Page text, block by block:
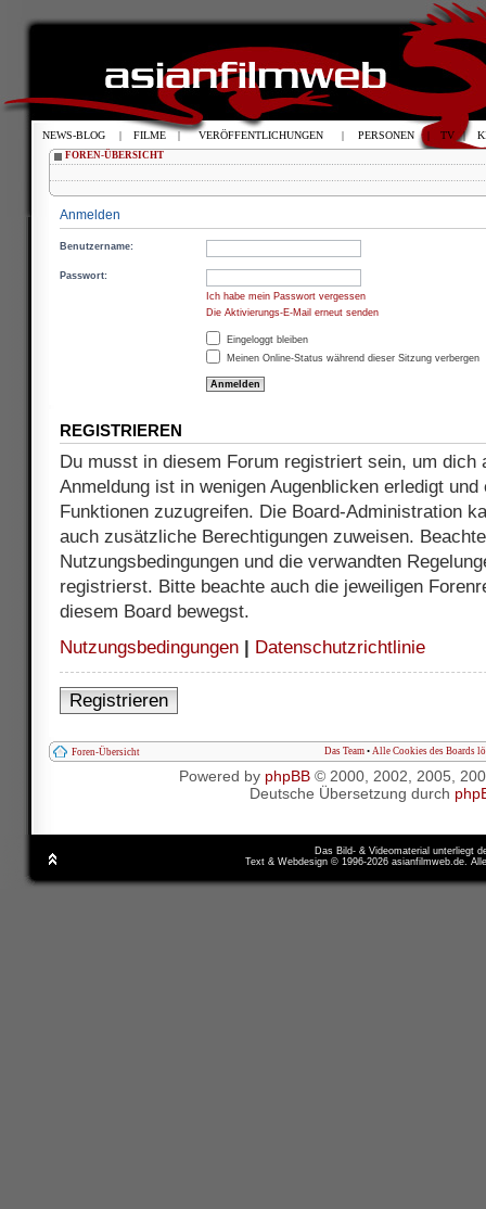
FOREN-ÜBERSICHT
Anmelden
Benutzername:
Passwort:
Ich habe mein Passwort vergessen
Die Aktivierungs-E-Mail erneut senden
Eingeloggt bleiben
Meinen Online-Status während dieser Sitzung verbergen
REGISTRIEREN
Du musst in diesem Forum registriert sein, um dich
Anmeldung ist in wenigen Augenblicken erledigt
Funktionen zuzugreifen. Die Board-Administration
auch zusätzliche Berechtigungen zuweisen.
Nutzungsbedingungen und die verwandten
registrierst. Bitte beachte auch die jeweiligen
diesem Board bewegst.
Nutzungsbedingungen
Datenschutzrichtlinie
Registrieren
Foren-Übersicht Das Team • Alle Cookies des Boards
Powered by phpBB© 2000, 2002, 2005,
Deutsche Übersetzung durch
Das Bild- & Videomaterial unterliegt
Text & Webdesign © 1996-2026 asianfilmweb.de.
NEWS-BLOG | FILME | VERÖFFENTLICHUNGEN | PERSONEN | TV |